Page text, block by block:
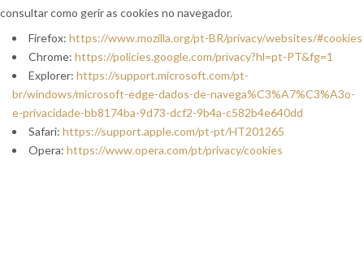
consultar como gerir as cookies no navegador.
Firefox: https://www.mozilla.org/pt-BR/privacy/websites/#cookies
Chrome: https://policies.google.com/privacy?hl=pt-PT&fg=1
Explorer: https://support.microsoft.com/pt-
br/windows/microsoft-edge-dados-de-navega%C3%A7%C3%A3o-
e-privacidade-bb8174ba-9d73-dcf2-9b4a-c582b4e640dd
Safari: https://support.apple.com/pt-pt/HT201265
Opera: https://www.opera.com/pt/privacy/cookies